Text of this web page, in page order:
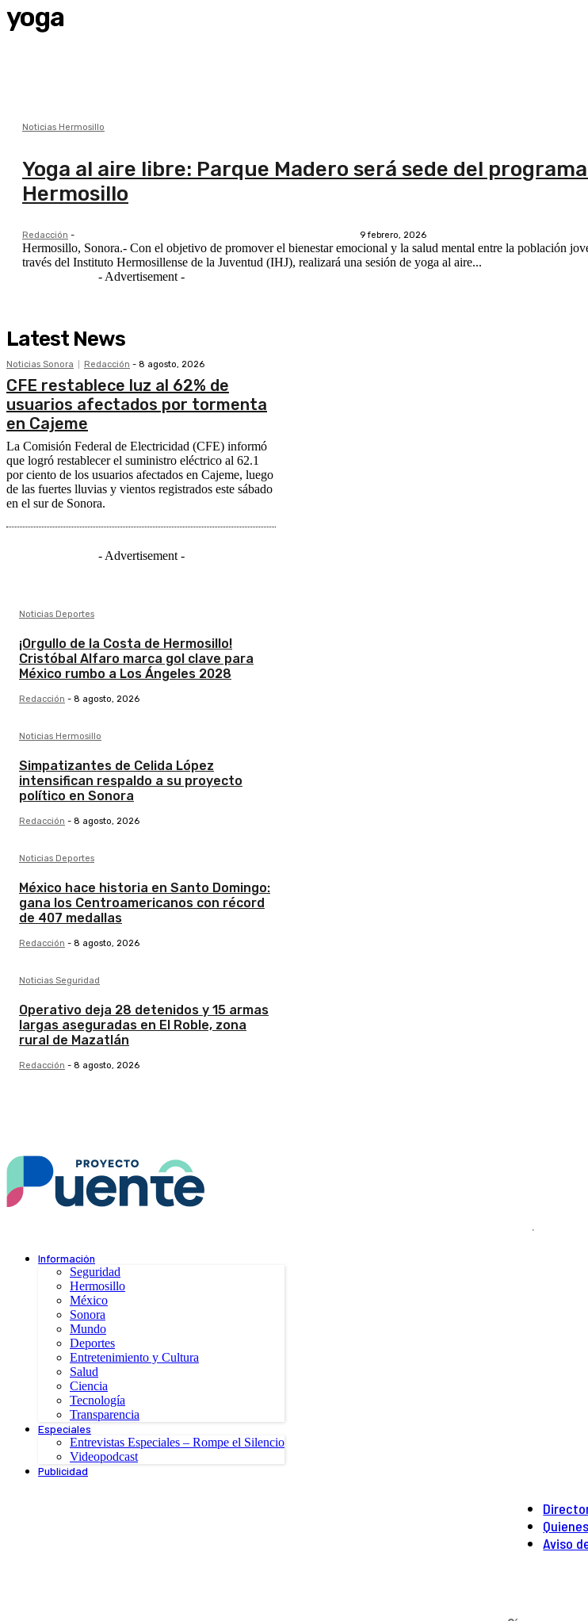
yoga
Noticias Hermosillo
Yoga al aire libre: Parque Madero será sede del
Hermosillo
Redacción - 9 febrero, 2026
Hermosillo, Sonora.- Con el objetivo de promover el bienestar emocional y la salud mental entre la población
través del Instituto Hermosillense de la Juventud (IHJ), realizará una sesión de yoga al aire...
- Advertisement -
Latest News
Noticias Sonora Redacción - 8 agosto, 2026
CFE restablece luz al 62% de
usuarios afectados por tormenta
en Cajeme
La Comisión Federal de Electricidad (CFE) informó
que logró restablecer el suministro eléctrico al 62.1
por ciento de los usuarios afectados en Cajeme, luego
de las fuertes lluvias y vientos registrados este sábado
en el sur de Sonora.
- Advertisement -
Noticias Deportes
¡Orgullo de la Costa de Hermosillo!
Cristóbal Alfaro marca gol clave para
México rumbo a Los Ángeles 2028
Redacción - 8 agosto, 2026
Noticias Hermosillo
Simpatizantes de Celida López
intensifican respaldo a su proyecto
político en Sonora
Redacción - 8 agosto, 2026
Noticias Deportes
México hace historia en Santo Domingo:
gana los Centroamericanos con récord
de 407 medallas
Redacción - 8 agosto, 2026
Noticias Seguridad
Operativo deja 28 detenidos y 15 armas
largas aseguradas en El Roble, zona
rural de Mazatlán
Redacción - 8 agosto, 2026
.
Información
Seguridad
Hermosillo
México
Sonora
Mundo
Deportes
Entretenimiento y Cultura
Salud
Ciencia
Tecnología
Transparencia
Especiales
Entrevistas Especiales – Rompe el Silencio
Videopodcast
Publicidad
Aviso